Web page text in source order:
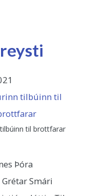
til brottfarar
Þóra
Smári